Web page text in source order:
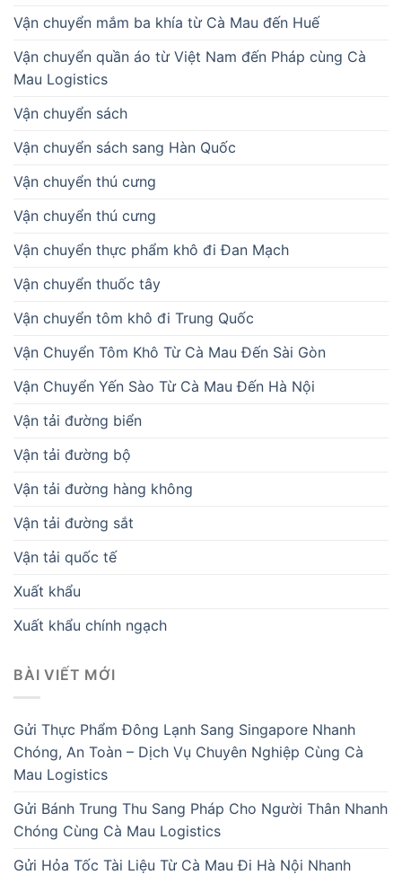
Vận chuyển mắm ba khía từ Cà Mau đến Huế
Vận chuyển quần áo từ Việt Nam đến Pháp cùng Cà
Mau Logistics
Vận chuyển sách
Vận chuyển sách sang Hàn Quốc
Vận chuyển thú cưng
Vận chuyển thú cưng
Vận chuyển thực phẩm khô đi Đan Mạch
Vận chuyển thuốc tây
Vận chuyển tôm khô đi Trung Quốc
Vận Chuyển Tôm Khô Từ Cà Mau Đến Sài Gòn
Vận Chuyển Yến Sào Từ Cà Mau Đến Hà Nội
Vận tải đường biển
Vận tải đường bộ
Vận tải đường hàng không
Vận tải đường sắt
Vận tải quốc tế
Xuất khẩu
Xuất khẩu chính ngạch
BÀI VIẾT MỚI
Gửi Thực Phẩm Đông Lạnh Sang Singapore Nhanh
Chóng, An Toàn – Dịch Vụ Chuyên Nghiệp Cùng Cà
Mau Logistics
Gửi Bánh Trung Thu Sang Pháp Cho Người Thân Nhanh
Chóng Cùng Cà Mau Logistics
Gửi Hỏa Tốc Tài Liệu Từ Cà Mau Đi Hà Nội Nhanh